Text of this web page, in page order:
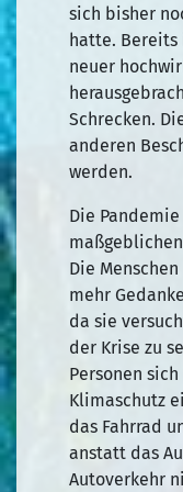
sich bisher
hatte.
neuer
Schrecken.
anderen
werden.
Die
Die
mehr
da sie
der Krise zu
Personen
Klimaschutz
das Fahrrad
anstatt das
Autoverkehr